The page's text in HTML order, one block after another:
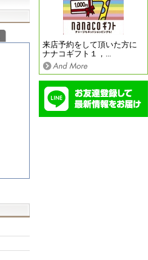
来店予約をして頂いた方に
ナナコギフト１，...